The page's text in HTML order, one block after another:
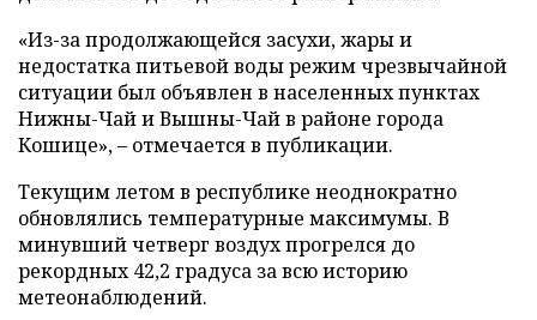
«Из-за продолжающейся засухи, жары и
недостатка питьевой воды режим чрезвычайной
ситуации был объявлен в населенных пунктах
Нижны-Чай и Вышны-Чай в районе города
Кошице», – отмечается в публикации.
Текущим летом в республике неоднократно
обновлялись температурные максимумы. В
минувший четверг воздух прогрелся до
рекордных 42,2 градуса за всю историю
метеонаблюдений.